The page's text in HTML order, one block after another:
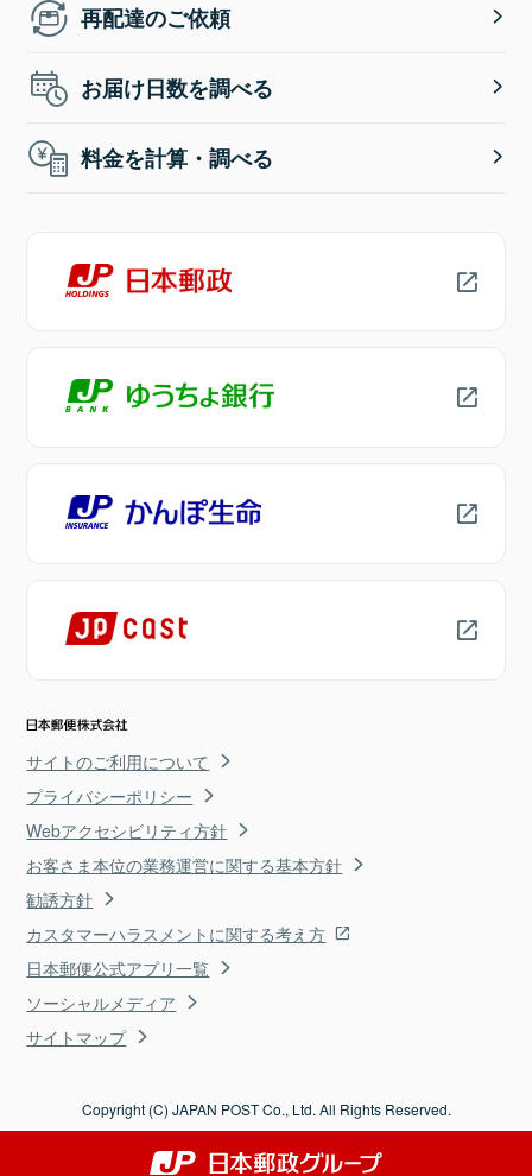
再配達のご依頼
お届け日数を調べる
料金を計算・調べる
サイトのご利用について
プライバシーポリシー
Webアクセシビリティ方針
お客さま本位の業務運営に関する基本方針
勧誘方針
カスタマーハラスメントに関する考え方
日本郵便公式アプリ一覧
ソーシャルメディア
サイトマップ
Copyright (C) JAPAN POST Co., Ltd. All Rights Reserved.